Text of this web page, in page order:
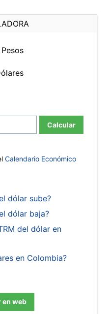
Calcular
Calendario Económico
dólar sube?
dólar baja?
del dólar en
en Colombia?
en web